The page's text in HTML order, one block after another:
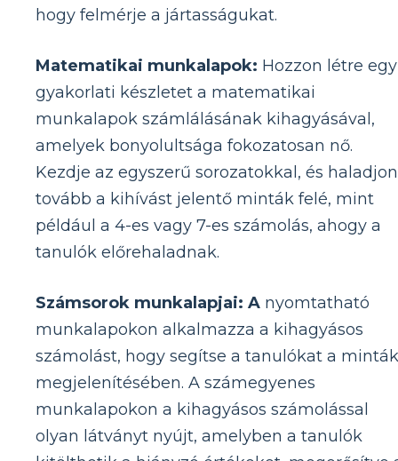
hogy felmérje a jártasságukat.
Matematikai munkalapok: Hozzon létre egy
gyakorlati készletet a matematikai
munkalapok számlálásának kihagyásával,
amelyek bonyolultsága fokozatosan nő.
Kezdje az egyszerű sorozatokkal, és haladjon
tovább a kihívást jelentő minták felé, mint
például a 4-es vagy 7-es számolás, ahogy a
tanulók előrehaladnak.
Számsorok munkalapjai: A nyomtatható
munkalapokon alkalmazza a kihagyásos
számolást, hogy segítse a tanulókat a minták
megjelenítésében. A számegyenes
munkalapokon a kihagyásos számolással
olyan látványt nyújt, amelyben a tanulók